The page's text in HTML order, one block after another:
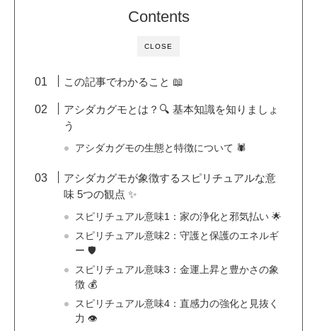
CLOSE
Contents
この記事でわかること 📖
アシダカグモとは？🔍 基本知識を知りましょ
う
アシダカグモの生態と特徴について 🕷️
アシダカグモが象徴するスピリチュアルな意
味 5つの観点 ✨
スピリチュアル意味1：家の浄化と邪気払い 🌟
スピリチュアル意味2：守護と保護のエネルギ
ー 🛡️
スピリチュアル意味3：金運上昇と豊かさの象
徴 💰
スピリチュアル意味4：直感力の強化と見抜く
力 👁️